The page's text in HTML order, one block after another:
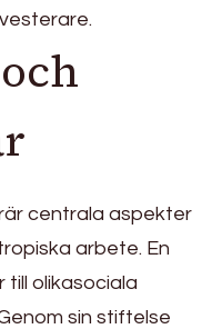
centrala aspekter
arbete. En
olikasociala
sin stiftelse